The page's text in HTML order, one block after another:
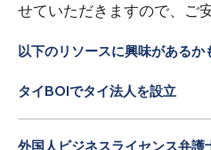
せていただきますので、ご
以下のリソースに興味があるか
タイBOIでタイ法人を設立
外国人ビジネスライセンス弁護